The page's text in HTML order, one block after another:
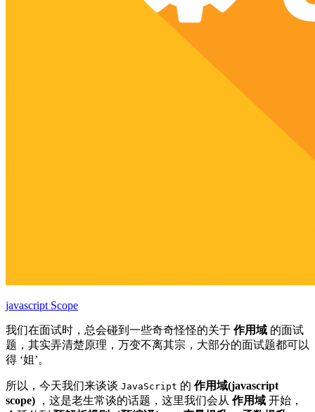
javascript Scope
我们在面试时，总会碰到一些奇奇怪怪的关于 作用域 的面试
题，其实弄清楚原理，万变不离其宗，大部分的面试题都可以
得 ‘姐’。
所以，今天我们来谈谈 JavaScript 的 作用域(javascript
scope) ，这是老生常谈的话题，这里我们会从 作用域 开始，